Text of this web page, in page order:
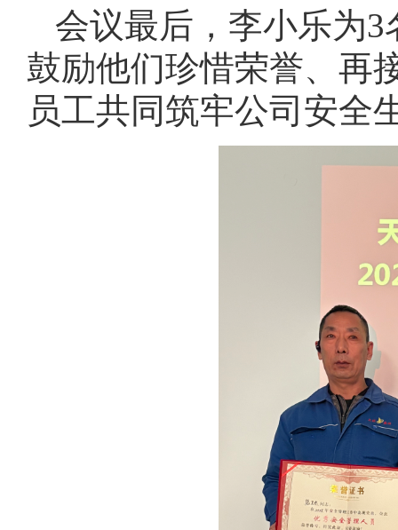
会议最后，李小乐为
鼓励他们珍惜荣誉、再
员工共同筑牢公司安全